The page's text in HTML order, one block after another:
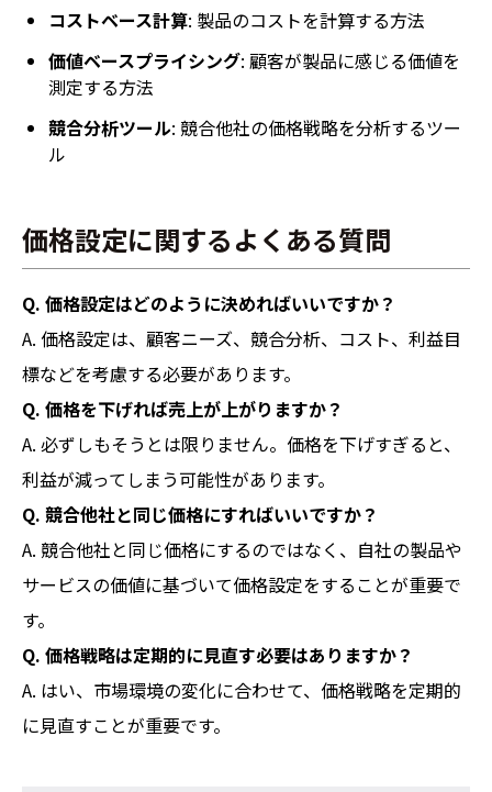
コストベース計算: 製品のコストを計算する方法
価値ベースプライシング: 顧客が製品に感じる価値を
測定する方法
競合分析ツール: 競合他社の価格戦略を分析するツー
ル
価格設定に関するよくある質問
Q. 価格設定はどのように決めればいいですか？
A. 価格設定は、顧客ニーズ、競合分析、コスト、利益目
標などを考慮する必要があります。
Q. 価格を下げれば売上が上がりますか？
A. 必ずしもそうとは限りません。価格を下げすぎると、
利益が減ってしまう可能性があります。
Q. 競合他社と同じ価格にすればいいですか？
A. 競合他社と同じ価格にするのではなく、自社の製品や
サービスの価値に基づいて価格設定をすることが重要で
す。
Q. 価格戦略は定期的に見直す必要はありますか？
A. はい、市場環境の変化に合わせて、価格戦略を定期的
に見直すことが重要です。